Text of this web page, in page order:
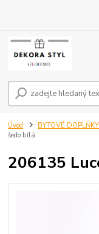
Úvod BYTOVÉ
šedo bílá
206135